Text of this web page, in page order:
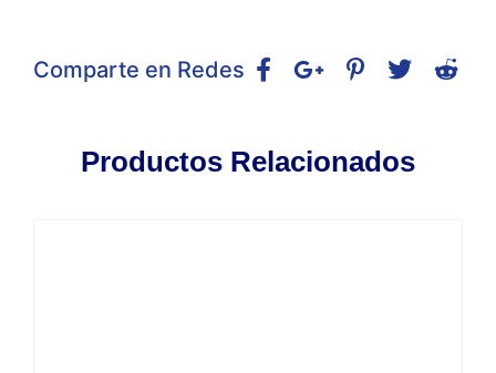
Comparte en Redes
Productos Relacionados